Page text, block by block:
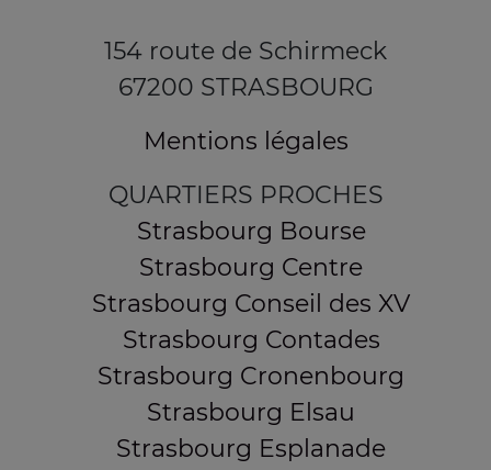
154 route de Schirmeck
67200 STRASBOURG
Mentions légales
QUARTIERS PROCHES
Strasbourg Bourse
Strasbourg Centre
Strasbourg Conseil des XV
Strasbourg Contades
Strasbourg Cronenbourg
Strasbourg Elsau
Strasbourg Esplanade